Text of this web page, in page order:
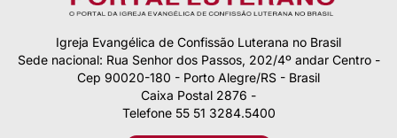
Igreja Evangélica de Confissão Luterana no Brasil
Sede nacional: Rua Senhor dos Passos, 202/4º andar Centro -
Cep 90020-180 - Porto Alegre/RS - Brasil
Caixa Postal 2876 -
Telefone 55 51 3284.5400